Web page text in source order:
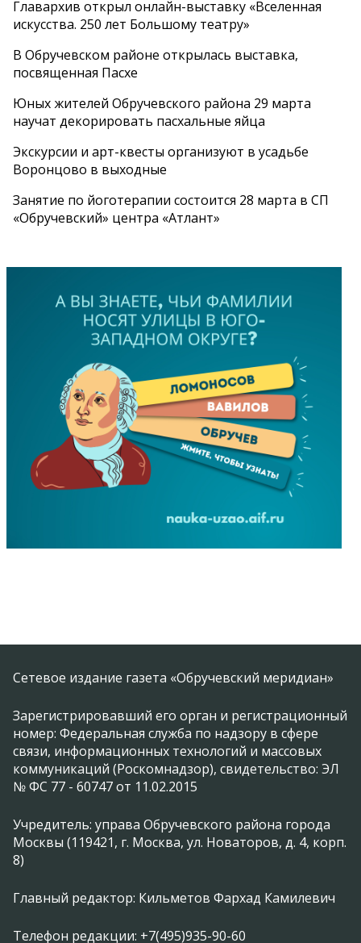
Главархив открыл онлайн-выставку «Вселенная
искусства. 250 лет Большому театру»
В Обручевском районе открылась выставка,
посвященная Пасхе
Юных жителей Обручевского района 29 марта
научат декорировать пасхальные яйца
Экскурсии и арт-квесты организуют в усадьбе
Воронцово в выходные
Занятие по йоготерапии состоится 28 марта в СП
«Обручевский» центра «Атлант»
Сетевое издание газета «Обручевский меридиан»
Зарегистрировавший его орган и регистрационный
номер: Федеральная служба по надзору в сфере
связи, информационных технологий и массовых
коммуникаций (Роскомнадзор), свидетельство: ЭЛ
№ ФС 77 - 60747 от 11.02.2015
Учредитель: управа Обручевского района города
Москвы (119421, г. Москва, ул. Новаторов, д. 4, корп.
8)
Главный редактор: Кильметов Фархад Камилевич
Телефон редакции: +7(495)935-90-60